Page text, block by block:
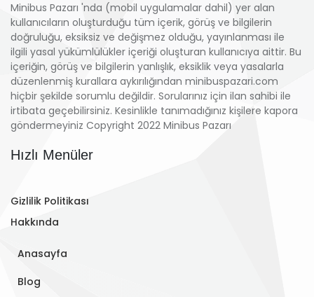
Minibus Pazarı 'nda (mobil uygulamalar dahil) yer alan
kullanıcıların oluşturduğu tüm içerik, görüş ve bilgilerin
doğruluğu, eksiksiz ve değişmez olduğu, yayınlanması ile
ilgili yasal yükümlülükler içeriği oluşturan kullanıcıya aittir. Bu
içeriğin, görüş ve bilgilerin yanlışlık, eksiklik veya yasalarla
düzenlenmiş kurallara aykırılığından minibuspazari.com
hiçbir şekilde sorumlu değildir. Sorularınız için ilan sahibi ile
irtibata geçebilirsiniz. Kesinlikle tanımadığınız kişilere kapora
göndermeyiniz Copyright 2022 Minibus Pazarı
Hızlı Menüler
Gizlilik Politikası
Hakkında
Anasayfa
Blog